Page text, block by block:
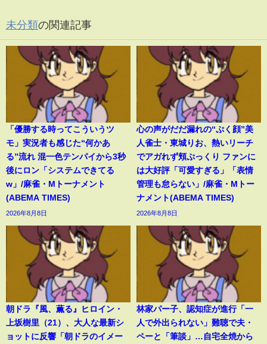
未分類の関連記事
「優勝する時ってこういうツ
モ」実況者も感じた“何かあ
る”流れ 混一色テンパイから3秒
後にロン「システムできてる
w」/麻雀・Mトーナメント
(ABEMA TIMES)
2026年8月8日
心の声がだだ漏れの“ぷく顔”美
人雀士・東城りお、熱いリーチ
でアガれず頬ぷっくり ファンに
は大好評「可愛すぎる」「表情
管理も怠らない」/麻雀・Mトー
ナメント(ABEMA TIMES)
2026年8月8日
朝ドラ『風、薫る』ヒロイン・
上坂樹里（21）、大人な最新シ
ョットに反響「朝ドラのイメー
林家パー子、認知症が進行「一
人で外出られない」難聴で夫・
ペーと「筆談」…自宅全焼から